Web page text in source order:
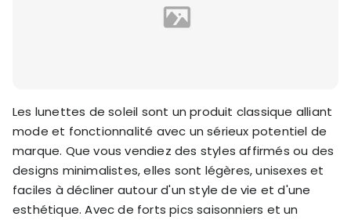
Les lunettes de soleil sont un produit classique alliant
mode et fonctionnalité avec un sérieux potentiel de
marque. Que vous vendiez des styles affirmés ou des
designs minimalistes, elles sont légères, unisexes et
faciles à décliner autour d'un style de vie et d'une
esthétique. Avec de forts pics saisonniers et un